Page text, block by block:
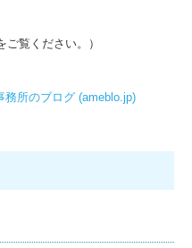
覧ください。）
務所のブログ (ameblo.jp)